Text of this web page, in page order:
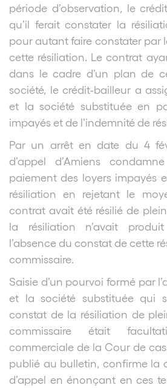
période d’observation, le
qu’il ferait constater la
pour autant faire constater par
cette résiliation. Le contrat
dans le cadre d’un plan de
société, le crédit-bailleur a
et la société substituée en
impayés et de l’indemnité de
Par un arrêt en date du 4
d’appel d’Amiens
paiement des loyers impayés
résiliation en rejetant le
contrat avait été résilié de
la résiliation n’avait
l’absence du constat de cette
commissaire.
Saisie d’un pourvoi formé par
et la société substituée qui
constat de la résiliation de
commissaire était
commerciale de la Cour de
publié au bulletin, confirme la
d’appel en énonçant en ces